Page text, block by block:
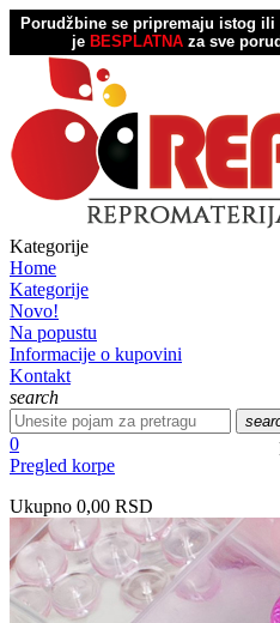
Porudžbine se pripremaju istog ili
je BESPLATNA za sve
Kategorije
Home
Kategorije
Novo!
Na popustu
Informacije o kupovini
Kontakt
search
0
Pregled korpe
Ukupno 0,00 RSD